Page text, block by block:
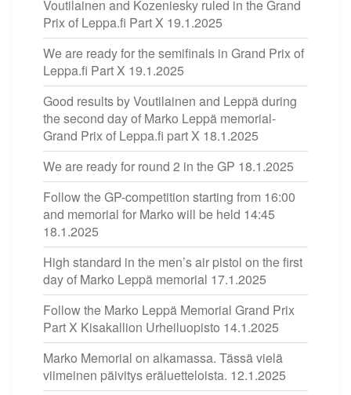
Voutilainen and Kozeniesky ruled in the Grand
Prix of Leppa.fi Part X 19.1.2025
We are ready for the semifinals in Grand Prix of
Leppa.fi Part X 19.1.2025
Good results by Voutilainen and Leppä during
the second day of Marko Leppä memorial-
Grand Prix of Leppa.fi part X 18.1.2025
We are ready for round 2 in the GP 18.1.2025
Follow the GP-competition starting from 16:00
and memorial for Marko will be held 14:45
18.1.2025
High standard in the men’s air pistol on the first
day of Marko Leppä memorial 17.1.2025
Follow the Marko Leppä Memorial Grand Prix
Part X Kisakallion Urheiluopisto 14.1.2025
Marko Memorial on alkamassa. Tässä vielä
viimeinen päivitys eräluetteloista. 12.1.2025